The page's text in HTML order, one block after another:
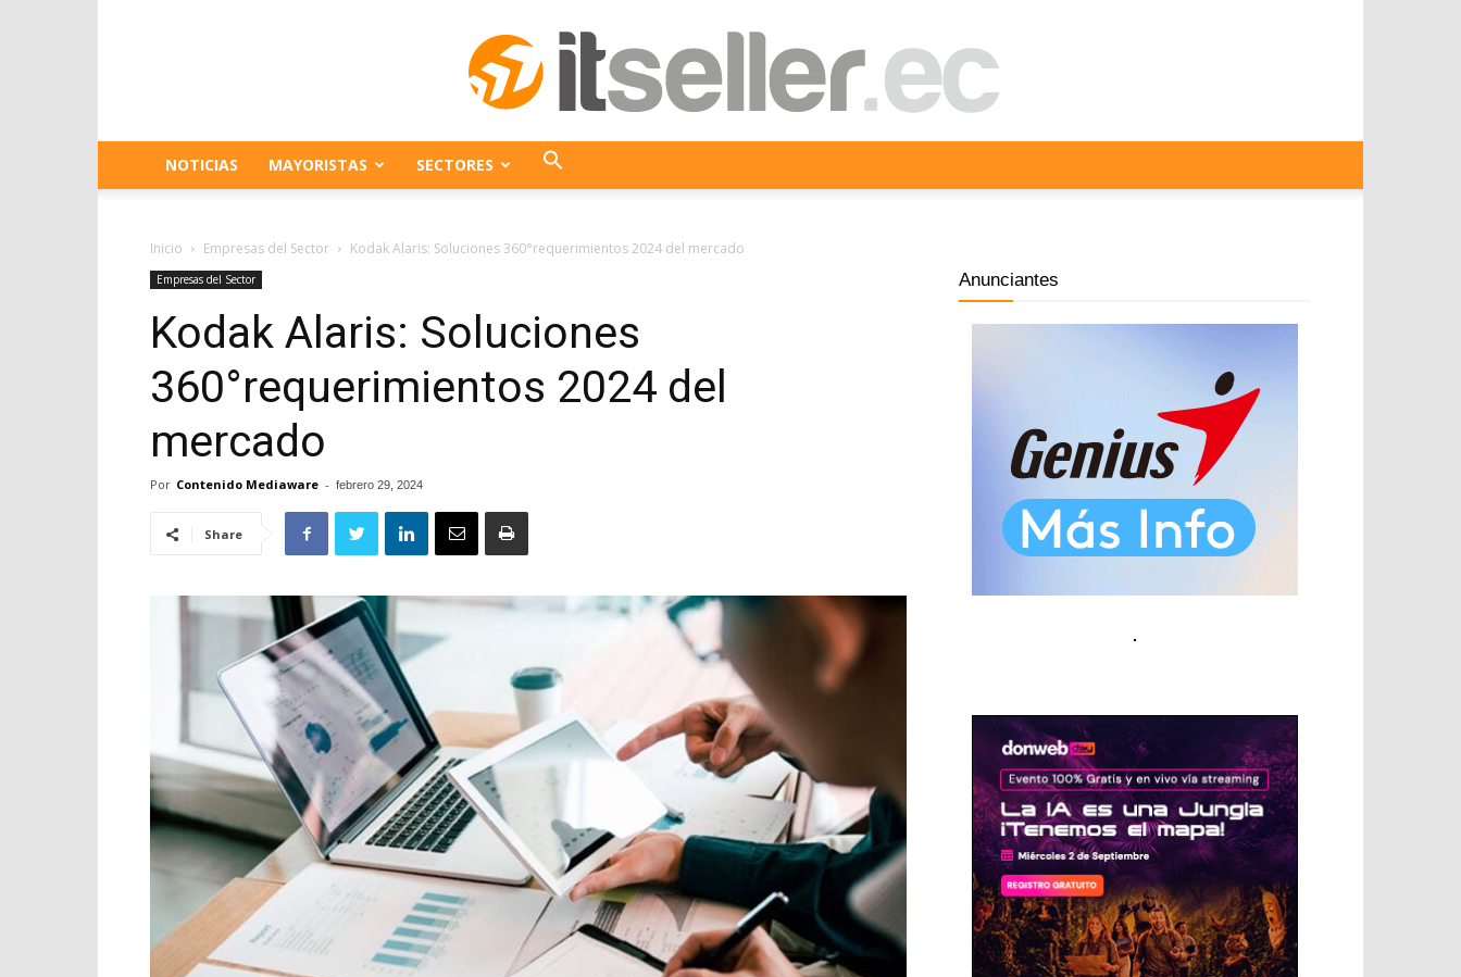
ITseller
NOTICIAS MAYORISTAS SECTORES
Inicio Empresas del Sector Kodak Alaris: Soluciones 360°requerimientos 2024 del mercado
Empresas del Sector
Kodak Alaris: Soluciones
360°requerimientos 2024 del
mercado
Por Contenido Mediaware - febrero 29, 2024
Share
Anunciantes